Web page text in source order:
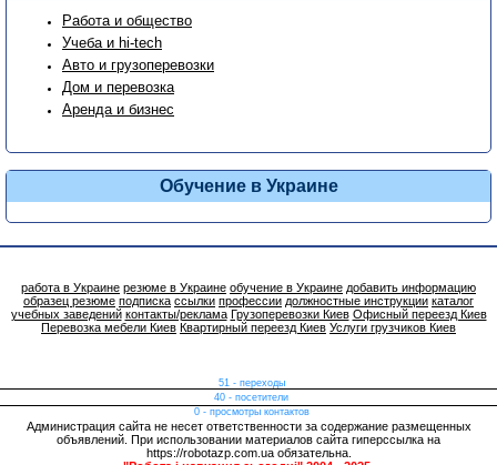
Работа и общество
Учеба и hi-tech
Авто и грузоперевозки
Дом и перевозка
Аренда и бизнес
Обучение в Украине
работа в Украине резюме в Украине обучение в Украине добавить информацию
образец резюме подписка ссылки профессии должностные инструкции каталог
учебных заведений контакты/реклама Грузоперевозки Киев Офисный переезд Киев
Перевозка мебели Киев Квартирный переезд Киев Услуги грузчиков Киев
51 - переходы
40 - посетители
0 - просмотры контактов
Администрация сайта не несет ответственности за содержание размещенных
объявлений. При использовании материалов сайта гиперссылка на
https://robotazp.com.ua обязательна.